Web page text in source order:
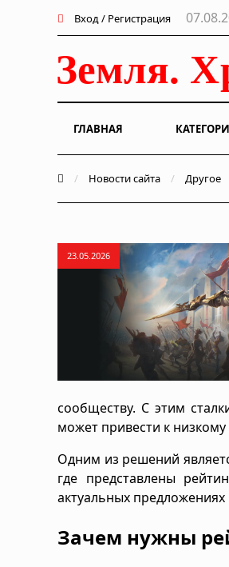
Вход / Регистрация
ГЛАВНАЯ
/ Новости сайта / Другое
23.05.2026
сообществу. С этим
может привести к
Одним из решений
где представлены
актуальных
Зачем нужны